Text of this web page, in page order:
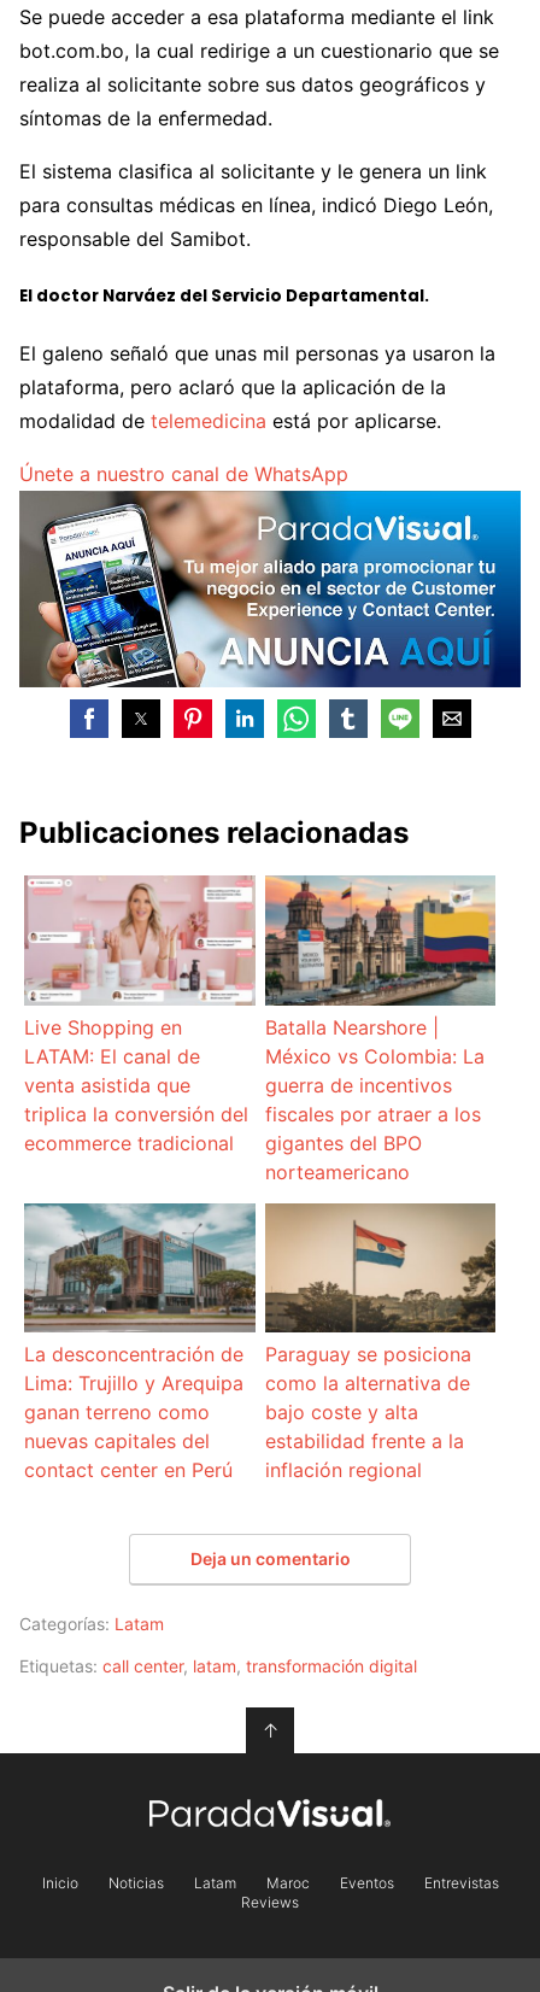
Se puede acceder a esa plataforma mediante el link
bot.com.bo, la cual redirige a un cuestionario que se
realiza al solicitante sobre sus datos geográficos y
síntomas de la enfermedad.
El sistema clasifica al solicitante y le genera un link
para consultas médicas en línea, indicó Diego León,
responsable del Samibot.
El doctor Narváez del Servicio Departamental.
El galeno señaló que unas mil personas ya usaron la
plataforma, pero aclaró que la aplicación de la
modalidad de telemedicina está por aplicarse.
Únete a nuestro canal de WhatsApp
Publicaciones relacionadas
Live Shopping en
LATAM: El canal de
venta asistida que
triplica la conversión del
ecommerce tradicional
Batalla Nearshore |
México vs Colombia: La
guerra de incentivos
fiscales por atraer a los
gigantes del BPO
norteamericano
La desconcentración de
Lima: Trujillo y Arequipa
ganan terreno como
nuevas capitales del
contact center en Perú
Paraguay se posiciona
como la alternativa de
bajo coste y alta
estabilidad frente a la
inflación regional
Deja un comentario
Categorías: Latam
Etiquetas: call center, latam, transformación digital
↑
Inicio Noticias Latam Maroc Eventos
Entrevistas
Reviews